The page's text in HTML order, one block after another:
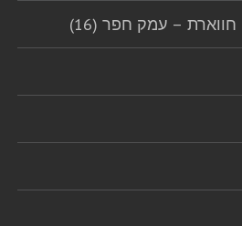
– עמק חפר (16)